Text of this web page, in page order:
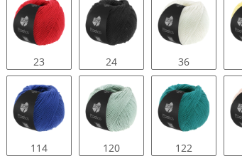
23 24 36
114 120 122